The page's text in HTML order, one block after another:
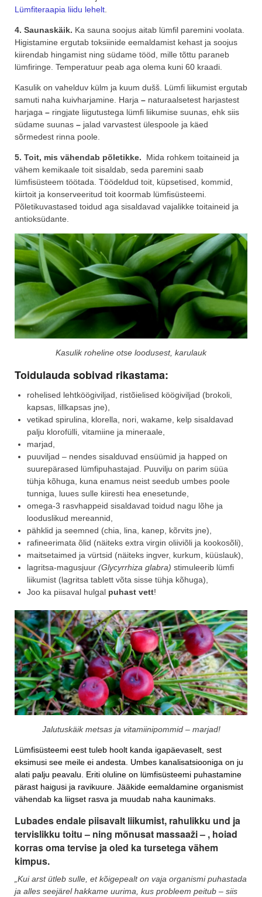
Lümfiteraapia liidu lehelt
4. Saunaskäik. Ka sauna soojus aitab lümfil paremini voolata.
Higistamine ergutab toksiinide eemaldamist kehast ja soojus
kiirendab hingamist ning südame tööd, mille tõttu paraneb
lümfiringe. Temperatuur peab aga olema kuni 60 kraadi.
Kasulik on vahelduv külm ja kuum dušš. Lümfi liikumist ergutab
samuti naha kuivharjamine. Harja – naturaalsetest harjastest
harjaga – ringjate liigutustega lümfi liikumise suunas, ehk siis
südame suunas – jalad varvastest ülespoole ja käed
sõrmedest rinna poole.
5. Toit, mis vähendab põletikke. Mida rohkem toitaineid ja
vähem kemikaale toit sisaldab, seda paremini saab
lümfisüsteem töötada. Töödeldud toit, küpsetised, kommid,
kiirtoit ja konserveeritud toit koormab lümfisüsteemi.
Põletikuvastased toidud aga sisaldavad vajalikke toitaineid ja
antioksüdante.
Kasulik roheline otse loodusest, karulauk
Toidulauda sobivad rikastama:
rohelised lehtköögiviljad, ristõielised köögiviljad (brokoli,
kapsas, lillkapsas jne),
vetikad spirulina, klorella, nori, wakame, kelp sisaldavad
palju klorofülli, vitamiine ja mineraale,
marjad,
puuviljad – nendes sisalduvad ensüümid ja happed on
suurepärased lümfipuhastajad. Puuvilju on parim süüa
tühja kõhuga, kuna enamus neist seedub umbes poole
tunniga, luues sulle kiiresti hea enesetunde,
omega-3 rasvhappeid sisaldavad toidud nagu lõhe ja
looduslikud mereannid,
pähklid ja seemned (chia, lina, kanep, kõrvits jne),
rafineerimata õlid (näiteks extra virgin oliiviõli ja kookosõli),
maitsetaimed ja vürtsid (näiteks ingver, kurkum, küüslauk),
lagritsa-magusjuur (Glycyrrhiza glabra) stimuleerib lümfi
liikumist (lagritsa tablett võta sisse tühja kõhuga),
Joo ka piisaval hulgal puhast vett!
Jalutuskäik metsas ja vitamiinipommid – marjad!
Lümfisüsteemi eest tuleb hoolt kanda igapäevaselt, sest
eksimusi see meile ei andesta. Umbes kanalisatsiooniga on ju
alati palju peavalu. Eriti oluline on lümfisüsteemi puhastamine
pärast haigusi ja ravikuure. Jääkide eemaldamine organismist
vähendab ka liigset rasva ja muudab naha kaunimaks.
Lubades endale piisavalt liikumist, rahulikku und ja
tervislikku toitu – ning mõnusat massaaži – , hoiad
korras oma tervise ja oled ka tursetega vähem
kimpus.
„Kui arst ütleb sulle, et kõigepealt on vaja organismi puhastada
ja alles seejärel hakkame uurima, kus probleem peitub – siis